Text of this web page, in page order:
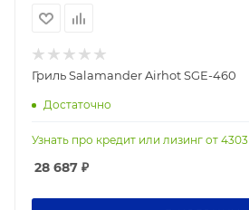
Гриль Salamander Airhot SGE-460
Достаточно
Узнать про кредит или лизинг от 4303
28 687 ₽